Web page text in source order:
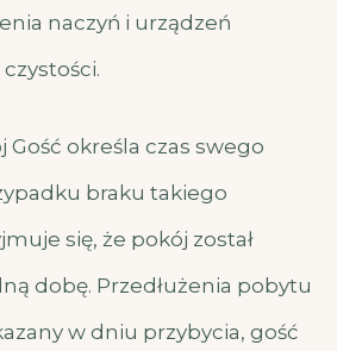
naczyń i urządzeń
Gość określa czas swego
braku takiego
się, że pokój został
dobę. Przedłużenia pobytu
w dniu przybycia, gość